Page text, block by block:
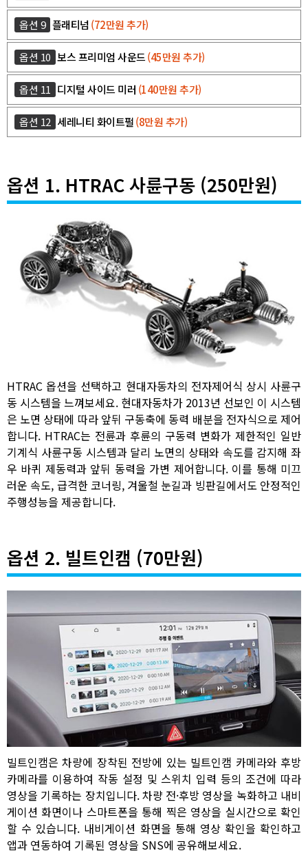
옵션 9 플래티넘(72만원 추가)
옵션 10 보스 프리미엄 사운드(45만원 추가)
옵션 11 디지털 사이드 미러 (140만원 추가)
옵션 12 세레니티 화이트펄(8만원 추가)
옵션 1. HTRAC 사륜구동 (250만원)
HTRAC 옵션을 선택하고 현대자동차의 전자제어식 상시 사륜구
동 시스템을 느껴보세요. 현대자동차가 2013년 선보인 이 시스템
은 노면 상태에 따라 앞뒤 구동축에 동력 배분을 전자식으로 제어
합니다. HTRAC는 전륜과 후륜의 구동력 변화가 제한적인 일반
기계식 사륜구동 시스템과 달리 노면의 상태와 속도를 감지해 좌
우 바퀴 제동력과 앞뒤 동력을 가변 제어합니다. 이를 통해 미끄
러운 속도, 급격한 코너링, 겨울철 눈길과 빙판길에서도 안정적인
주행성능을 제공합니다.
옵션 2. 빌트인캠 (70만원)
빌트인캠은 차량에 장착된 전방에 있는 빌트인캠 카메라와 후방
카메라를 이용하여 작동 설정 및 스위치 입력 등의 조건에 따라
영상을 기록하는 장치입니다. 차량 전·후방 영상을 녹화하고 내비
게이션 화면이나 스마트폰을 통해 찍은 영상을 실시간으로 확인
할 수 있습니다. 내비게이션 화면을 통해 영상 확인을 확인하고
앱과 연동하여 기록된 영상을 SNS에 공유해보세요.